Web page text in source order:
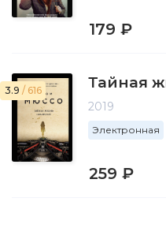
179 ₽
3.9 / 616 Тайная
2019
Электронная
259 ₽